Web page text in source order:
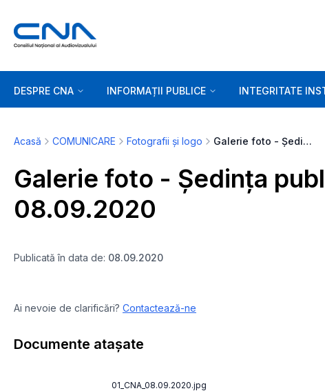
DESPRE CNA INFORMAȚII PUBLICE INTEGRITATE
Acasă COMUNICARE Fotografii și logo Galerie foto - Ședința publică a CNA din 08.09.2020
Galerie foto - Ședința
08.09.2020
Publicată în data de: 08.09.2020
Ai nevoie de clarificări? Contactează-ne
Documente atașate
01_CNA_08.09.2020.jpg